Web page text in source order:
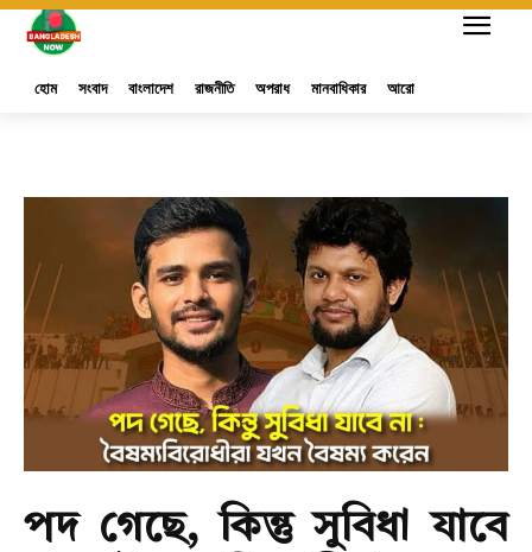
হোম সংবাদ বাংলাদেশ রাজনীতি অপরাধ মানবাধিকার আরো
পদ গেছে, কিন্তু সুবিধা যাবে